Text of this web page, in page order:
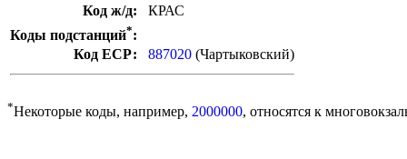
Код ж/д:
КРАС
Коды подстанций*:
Код ЕСР:
887020 (Чартыковский)
*Некоторые коды, например, 2000000, относятся к